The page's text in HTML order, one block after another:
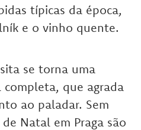
típicas da época,
e o vinho quente.
se torna uma
completa, que agrada
ao paladar. Sem
Natal em Praga são